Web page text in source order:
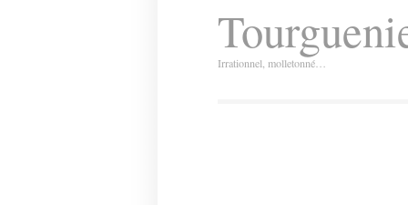
Irrationnel, molletonné…